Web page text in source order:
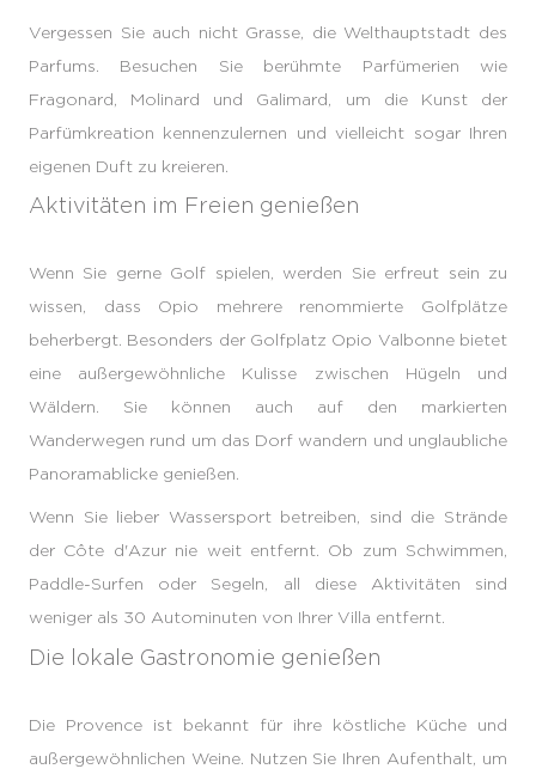
Vergessen Sie auch nicht Grasse, die Welthauptstadt des
Parfums. Besuchen Sie berühmte Parfümerien wie
Fragonard, Molinard und Galimard, um die Kunst der
Parfümkreation kennenzulernen und vielleicht sogar Ihren
eigenen Duft zu kreieren.
Aktivitäten im Freien genießen
Wenn Sie gerne Golf spielen, werden Sie erfreut sein zu
wissen, dass Opio mehrere renommierte Golfplätze
beherbergt. Besonders der Golfplatz Opio Valbonne bietet
eine außergewöhnliche Kulisse zwischen Hügeln und
Wäldern. Sie können auch auf den markierten
Wanderwegen rund um das Dorf wandern und unglaubliche
Panoramablicke genießen.
Wenn Sie lieber Wassersport betreiben, sind die Strände
der Côte d'Azur nie weit entfernt. Ob zum Schwimmen,
Paddle-Surfen oder Segeln, all diese Aktivitäten sind
weniger als 30 Autominuten von Ihrer Villa entfernt.
Die lokale Gastronomie genießen
Die Provence ist bekannt für ihre köstliche Küche und
außergewöhnlichen Weine. Nutzen Sie Ihren Aufenthalt, um